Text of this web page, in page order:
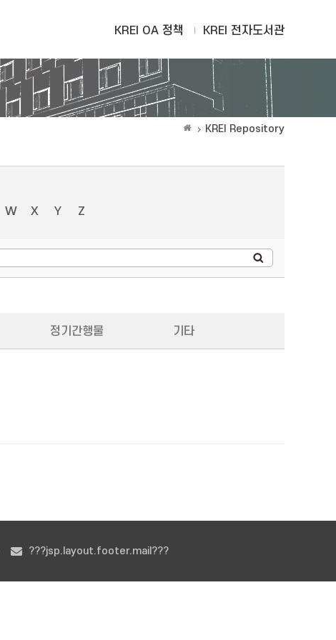
KREI OA 정책 KREI 전자도서관
KREI Repository
W X Y Z
정기간행물 기타
???jsp.layout.footer.mail???